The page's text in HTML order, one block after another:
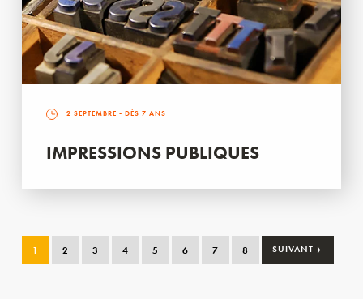
2 SEPTEMBRE - DÈS 7 ANS
IMPRESSIONS PUBLIQUES
1 2 3 4 5 6 7 8 SUIVANT ›